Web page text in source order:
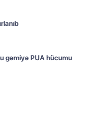
gəmiyə PUA hücumu